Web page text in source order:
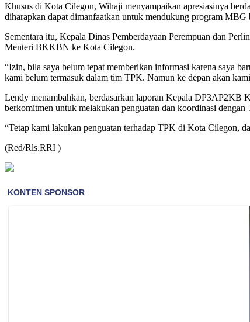
Khusus di Kota Cilegon, Wihaji menyampaikan apresiasinya
diharapkan dapat dimanfaatkan untuk mendukung program
Sementara itu, Kepala Dinas Pemberdayaan Perempuan dan
Menteri BKKBN ke Kota Cilegon.
“Izin, bila saya belum tepat memberikan informasi karena saya
kami belum termasuk dalam tim TPK. Namun ke depan akan
Lendy menambahkan, berdasarkan laporan Kepala
berkomitmen untuk melakukan penguatan dan koordinasi dengan
“Tetap kami lakukan penguatan terhadap TPK di Kota Cilegon,
(Red/Rls.RRI )